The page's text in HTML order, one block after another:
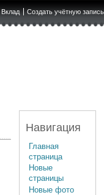
Вклад Создать учётную запись
Навигация
Главная
страница
Новые
страницы
Новые фото